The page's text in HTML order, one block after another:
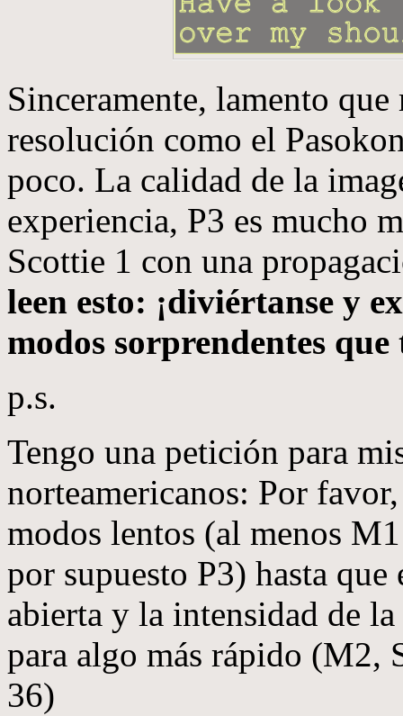
Sinceramente, lamento
resolución como el
poco. La calidad de la
experiencia, P3 es mucho
Scottie 1 con una
leen esto: ¡diviértanse y
modos sorprendentes
p.s.
Tengo una petición para
norteamericanos: Por
modos lentos (al menos
por supuesto P3) hasta que
abierta y la intensidad de
para algo más rápido (M2,
36)